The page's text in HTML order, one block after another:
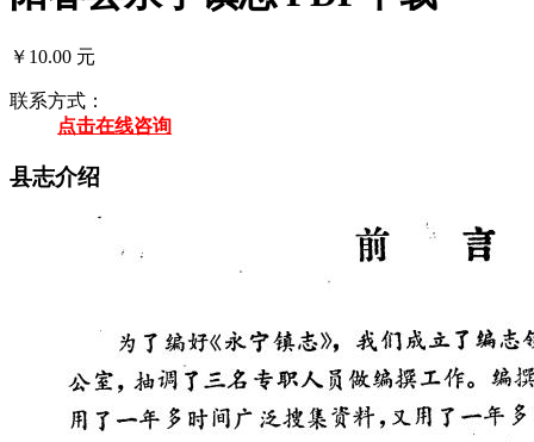
￥10.00 元
联系方式：
点击在线咨询
县志介绍